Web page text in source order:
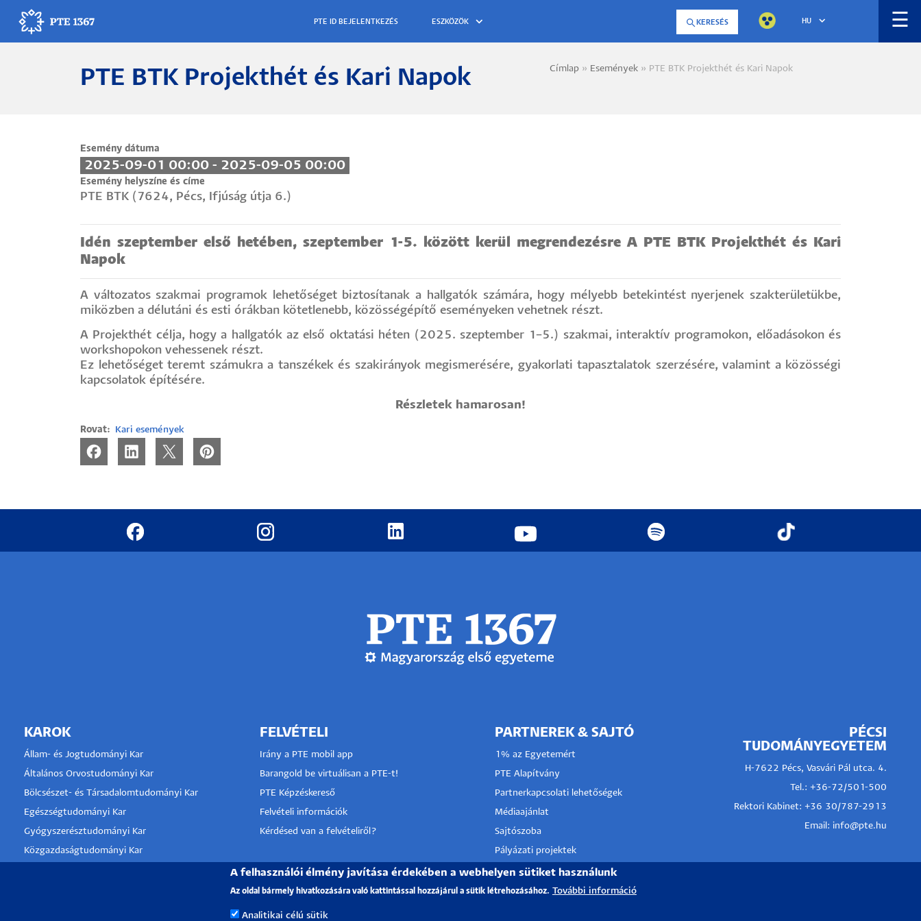
tartalomra
ESZKÖZÖK KERESÉS HU ☰
Egyetemünk
Kutatás
Gyógyítás
Egyetemi élet
Adminisztráció
Munkatársak
Hallgatók
Alumni
PTE BTK Projekthét és Kari Napok Morzsa
Címlap Események PTE BTK Projekthét és Kari Napok
Esemény dátuma
2025-09-01 00:00 - 2025-09-05 00:00
Esemény helyszíne és címe
PTE BTK (7624, Pécs, Ifjúság útja 6.)
Idén szeptember első hetében, szeptember 1-5. között kerül megrendezésre A PTE BTK Projekthét és Kari
Napok
A változatos szakmai programok lehetőséget biztosítanak a hallgatók számára, hogy mélyebb betekintést nyerjenek szakterületükbe,
miközben a délutáni és esti órákban kötetlenebb, közösségépítő eseményeken vehetnek részt.
A Projekthét célja, hogy a hallgatók az első oktatási héten (2025. szeptember 1–5.) szakmai, interaktív programokon, előadásokon és
workshopokon vehessenek részt.
Ez lehetőséget teremt számukra a tanszékek és szakirányok megismerésére, gyakorlati tapasztalatok szerzésére, valamint a közösségi
kapcsolatok építésére.
Részletek hamarosan!
Rovat Kari események
KAROK
Állam- és Jogtudományi Kar
Általános Orvostudományi Kar
Bölcsészet- és Társadalomtudományi Kar
Egészségtudományi Kar
Gyógyszerésztudományi Kar
Közgazdaságtudományi Kar
FELVÉTELI
Irány a PTE mobil app
Barangold be virtuálisan a PTE-t!
PTE Képzéskereső
Felvételi információk
Kérdésed van a felvételiről?
KLINIKAI KÖZPONT
TÁMOGATÓ SZOLGÁLAT
PARTNEREK & SAJTÓ
1% az Egyetemért
PTE Alapítvány
Partnerkapcsolati lehetőségek
Médiaajánlat
Sajtószoba
Pályázati projektek
HRS4R
PÉCSI
TUDOMÁNYEGYETEM
H-7622 Pécs, Vasvári Pál utca. 4.
Tel.: +36-72/501-500
Rektori Kabinet: +36 30/787-2913
Email: info@pte.hu
A felhasználói élmény javítása érdekében a webhelyen sütiket használunk
Az oldal bármely hivatkozására való kattintással hozzájárul a sütik létrehozásához. További információ
Analitikai célú sütik